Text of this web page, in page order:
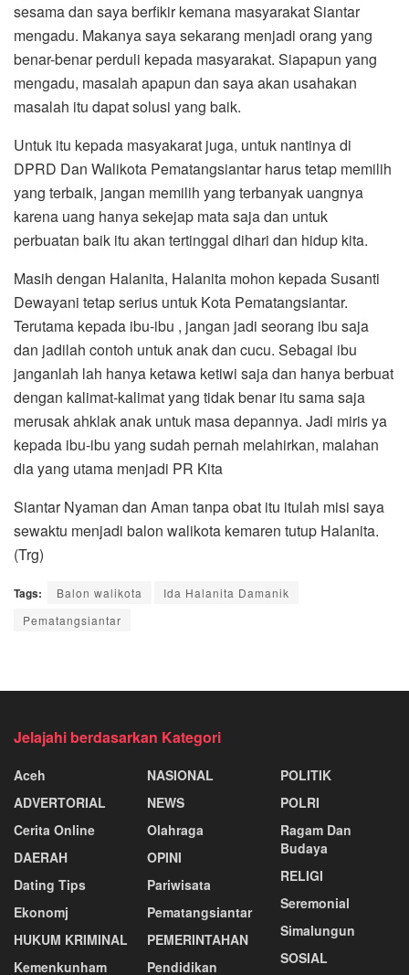
sesama dan saya berfikir kemana masyarakat Siantar
mengadu. Makanya saya sekarang menjadi orang yang
benar-benar perduli kepada masyarakat. Siapapun yang
mengadu, masalah apapun dan saya akan usahakan
masalah itu dapat solusi yang baik.
Untuk itu kepada masyakarat juga, untuk nantinya di
DPRD Dan Walikota Pematangsiantar harus tetap memilih
yang terbaik, jangan memilih yang terbanyak uangnya
karena uang hanya sekejap mata saja dan untuk
perbuatan baik itu akan tertinggal dihari dan hidup kita.
Masih dengan Halanita, Halanita mohon kepada Susanti
Dewayani tetap serius untuk Kota Pematangsiantar.
Terutama kepada ibu-ibu , jangan jadi seorang ibu saja
dan jadilah contoh untuk anak dan cucu. Sebagai ibu
janganlah lah hanya ketawa ketiwi saja dan hanya berbuat
dengan kalimat-kalimat yang tidak benar itu sama saja
merusak ahklak anak untuk masa depannya. Jadi miris ya
kepada ibu-ibu yang sudah pernah melahirkan, malahan
dia yang utama menjadi PR Kita
Siantar Nyaman dan Aman tanpa obat itu itulah misi saya
sewaktu menjadi balon walikota kemaren tutup Halanita.
(Trg)
Tags: Balon walikota
Ida Halanita Damanik
Pematangsiantar
Jelajahi berdasarkan Kategori
Aceh
ADVERTORIAL
Cerita Online
DAERAH
Dating Tips
Ekonomj
HUKUM KRIMINAL
Kemenkunham
NASIONAL
NEWS
Olahraga
OPINI
Pariwisata
Pematangsiantar
PEMERINTAHAN
Pendidikan
POLITIK
POLRI
Ragam Dan
Budaya
RELIGI
Seremonial
Simalungun
SOSIAL